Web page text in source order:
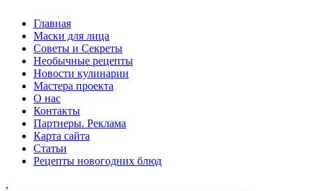
Главная
Маски для лица
Советы и Секреты
Необычные рецепты
Новости кулинарии
Мастера проекта
О нас
Контакты
Партнеры. Реклама
Карта сайта
Статьи
Рецепты новогодних блюд
,